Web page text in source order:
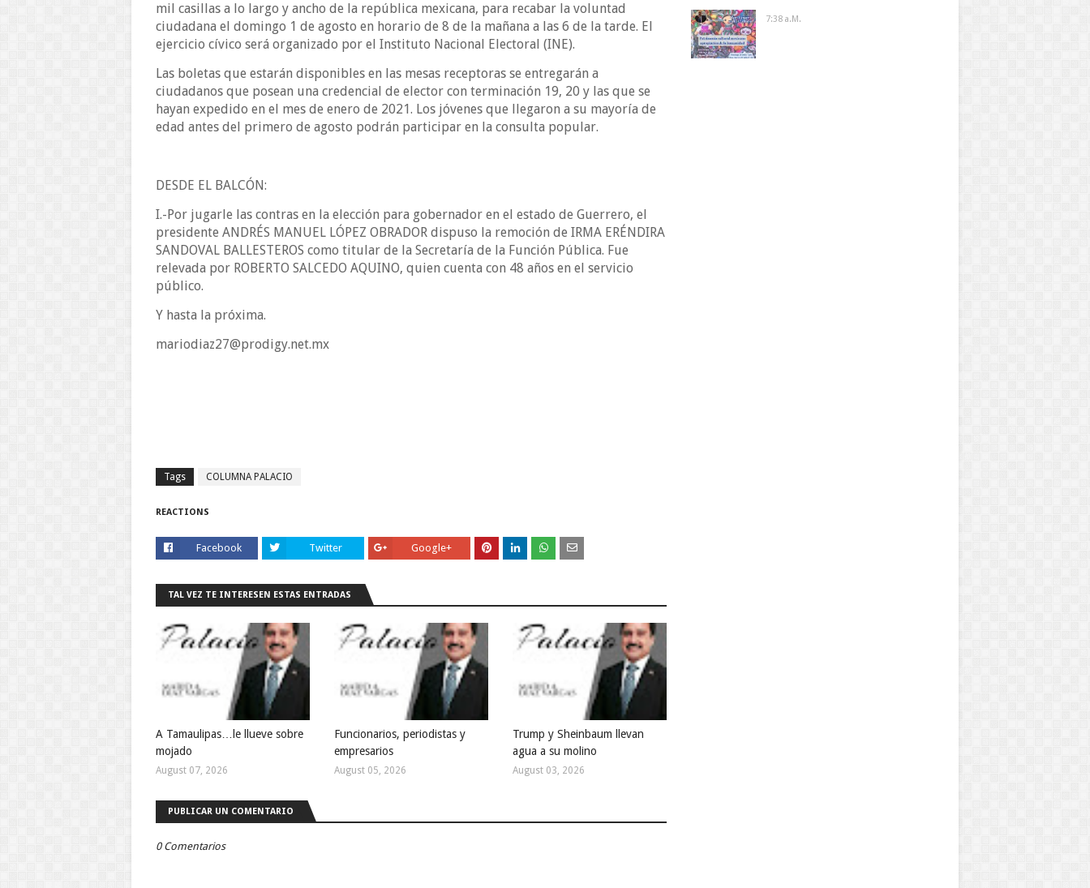
mil casillas a lo largo y ancho de la república mexicana, para recabar la voluntad
ciudadana el domingo 1 de agosto en horario de 8 de la mañana a las 6 de la tarde. El
ejercicio cívico será organizado por el Instituto Nacional Electoral (INE).
Las boletas que estarán disponibles en las mesas receptoras se entregarán a
ciudadanos que posean una credencial de elector con terminación 19, 20 y las que se
hayan expedido en el mes de enero de 2021. Los jóvenes que llegaron a su mayoría de
edad antes del primero de agosto podrán participar en la consulta popular.
DESDE EL BALCÓN:
I.-Por jugarle las contras en la elección para gobernador en el estado de Guerrero, el
presidente ANDRÉS MANUEL LÓPEZ OBRADOR dispuso la remoción de IRMA ERÉNDIRA
SANDOVAL BALLESTEROS como titular de la Secretaría de la Función Pública. Fue
relevada por ROBERTO SALCEDO AQUINO, quien cuenta con 48 años en el servicio
público.
Y hasta la próxima.
mariodiaz27@prodigy.net.mx
Tags COLUMNA PALACIO
REACTIONS
Facebook Twitter Google+
TAL VEZ TE INTERESEN ESTAS ENTRADAS
A Tamaulipas…le llueve sobre
mojado
August 07, 2026
Funcionarios, periodistas y
empresarios
August 05, 2026
Trump y Sheinbaum llevan
agua a su molino
August 03, 2026
PUBLICAR UN COMENTARIO
0 Comentarios
7:38 A.m.